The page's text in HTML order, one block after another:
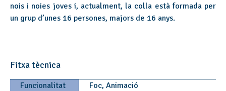
nois i noies joves i, actualment, la colla està formada per
un grup d’unes 16 persones, majors de 16 anys.
Fitxa tècnica
Funcionalitat
Foc, Animació